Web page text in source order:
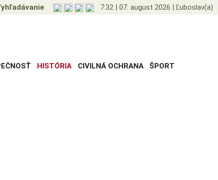
7:32 | 07. august 2026 | Ľuboslav(a)
HISTÓRIA CIVILNÁ OCHRANA ŠPORT